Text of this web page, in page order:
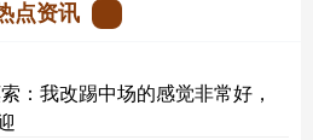
点资讯
：我改踢中场的感觉非常好，